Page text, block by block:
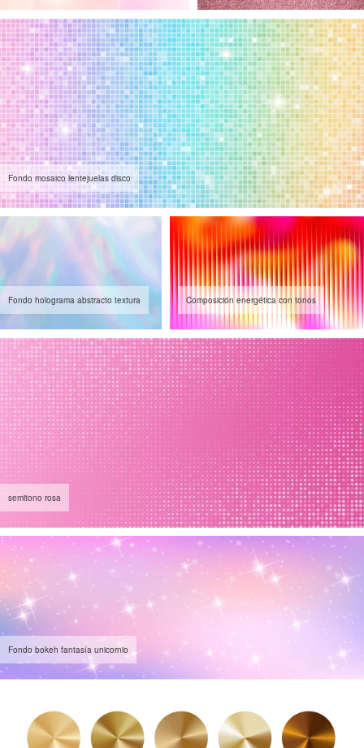
Fondo mosaico lentejuelas disco
Fondo holograma abstracto textura Composición energética con tonos
semitono rosa
Fondo bokeh fantasía unicornio